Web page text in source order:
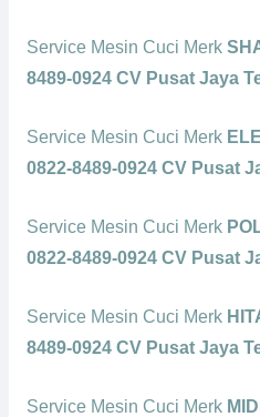
Service Mesin Cuci Merk
8489-0924 CV Pusat Jaya
Service Mesin Cuci Merk
0822-8489-0924 CV Pusat
Service Mesin Cuci Merk
0822-8489-0924 CV Pusat
Service Mesin Cuci Merk
8489-0924 CV Pusat Jaya
Service Mesin Cuci Merk